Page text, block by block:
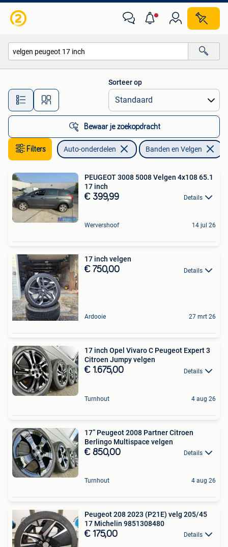
Alle afstanden…
Sorteer op
Bewaar je zoekopdracht
Filters Auto-onderdelen Banden en Velgen
PEUGEOT 3008 5008 Velgen 4x108 65.1
17 inch
€ 399,99 Details
Wervershoof 14 jul 26
17 inch velgen
€ 750,00 Details
Ardooie 27 mrt 26
17 inch Opel Vivaro C Peugeot Expert 3
Citroen Jumpy velgen
€ 1.675,00 Details
Turnhout 4 aug 26
17” Peugeot 2008 Partner Citroen
Berlingo Multispace velgen
€ 850,00 Details
Turnhout 4 aug 26
Peugeot 208 2023 (P21E) velg 205/45
17 Michelin 9851308480
€ 175,00 Details